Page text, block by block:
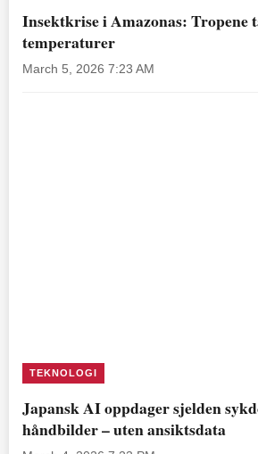
Insektkrise i Amazonas: Tropene
temperaturer
March 5, 2026 7:23 AM
TEKNOLOGI
Japansk AI oppdager sjelden
håndbilder – uten ansiktsdata